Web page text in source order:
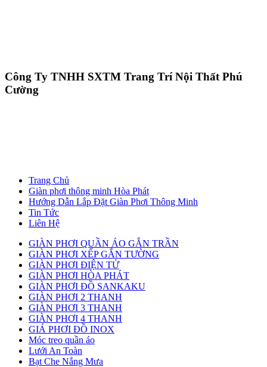
Công Ty TNHH SXTM Trang Trí Nội Thất Phú
Cường
Trang Chủ
Giàn phơi thông minh Hòa Phát
Hướng Dẫn Lắp Đặt Giàn Phơi Thông Minh
Tin Tức
Liên Hệ
GIÀN PHƠI QUẦN ÁO GẮN TRẦN
GIÀN PHƠI XẾP GẮN TƯỜNG
GIÀN PHƠI ĐIỆN TỬ
GIÀN PHƠI HÒA PHÁT
GIÀN PHƠI ĐỒ SANKAKU
GIÀN PHƠI 2 THANH
GIÀN PHƠI 3 THANH
GIÀN PHƠI 4 THANH
GIÁ PHƠI ĐỒ INOX
Móc treo quần áo
Lưới An Toàn
Bạt Che Nắng Mưa